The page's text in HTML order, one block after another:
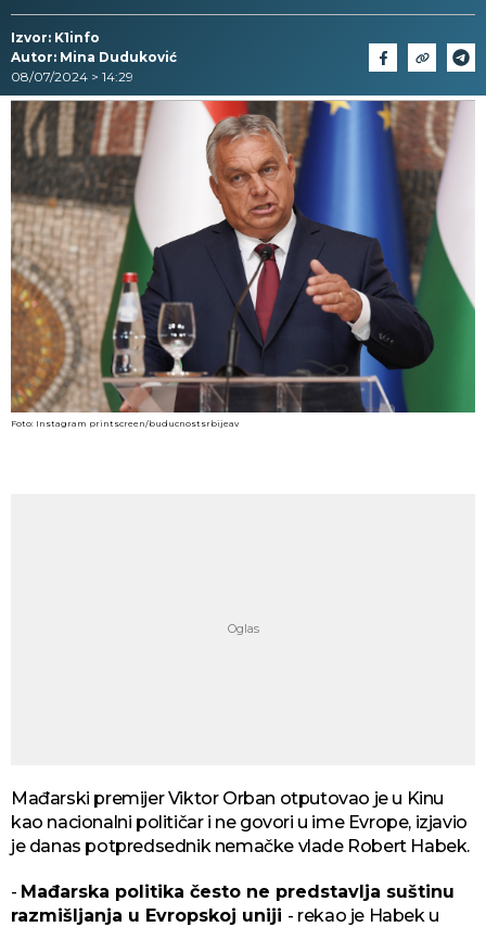
Izvor: K1info
Autor: Mina Duduković
08/07/2024 > 14:29
Foto: Instagram printscreen/buducnostsrbijeav
Mađarski premijer Viktor Orban otputovao je u Kinu
kao nacionalni političar i ne govori u ime Evrope, izjavio
je danas potpredsednik nemačke vlade Robert Habek.
- Mađarska politika često ne predstavlja suštinu
razmišljanja u Evropskoj uniji - rekao je Habek u